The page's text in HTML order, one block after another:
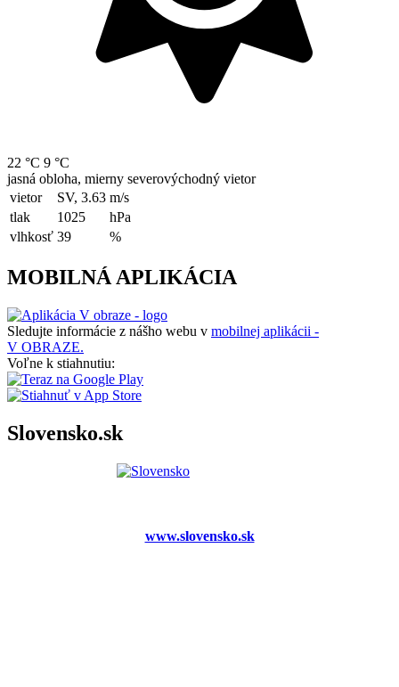
22 °C 9 °C
jasná obloha, mierny severovýchodný vietor
vietor
SV, 3.63 m/s
tlak
1025
hPa
vlhkosť 39 %
MOBILNÁ APLIKÁCIA
Sledujte informácie z nášho webu v mobilnej aplikácii -
V OBRAZE.
Voľne k stiahnutiu:
Slovensko.sk
www.slovensko.sk